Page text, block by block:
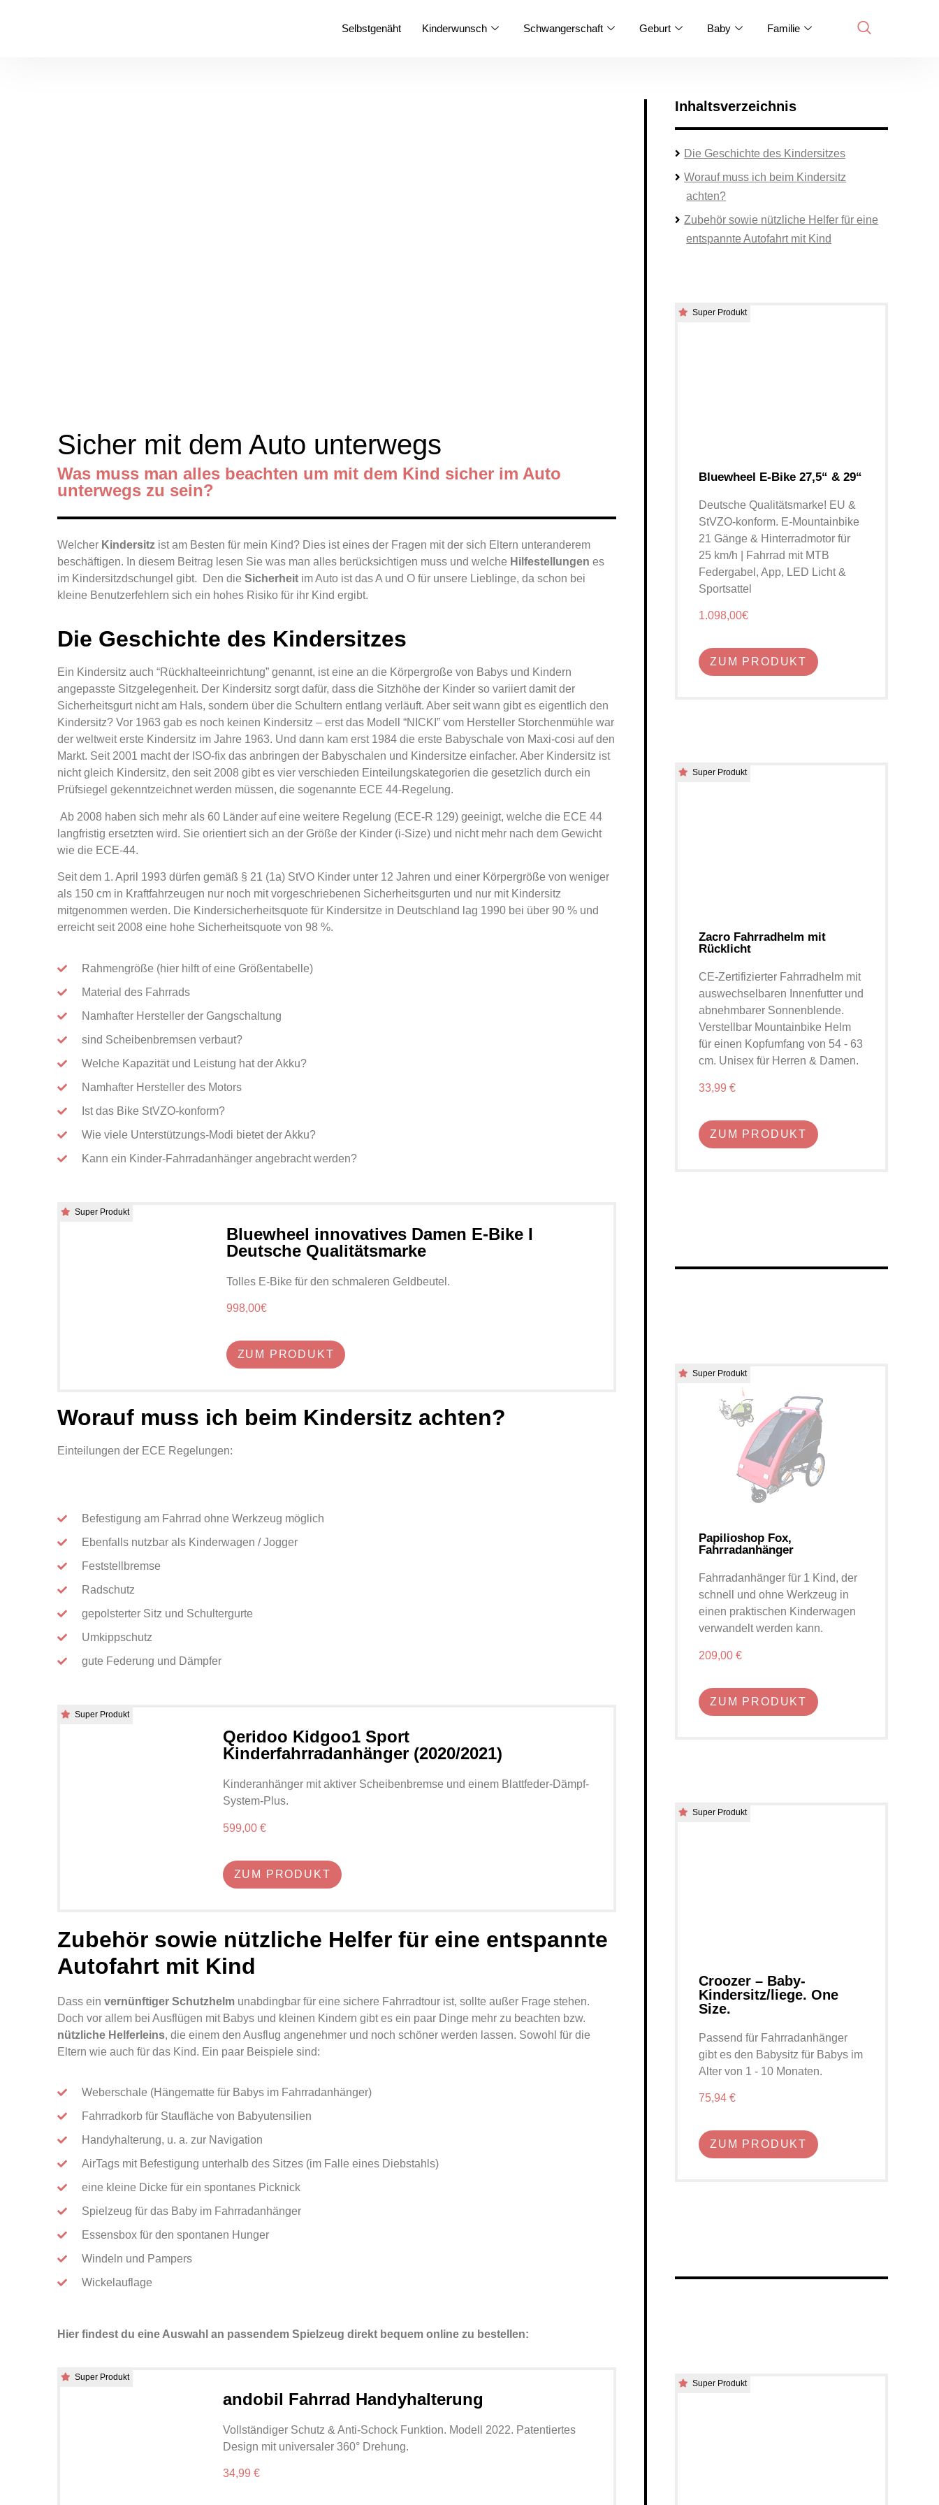
Selbstgenäht Kinderwunsch Schwangerschaft Geburt Baby Familie
Sicher mit dem Auto unterwegs
Was muss man alles beachten um mit dem Kind sicher im Auto
unterwegs zu sein?
Welcher Kindersitz ist am Besten für mein Kind? Dies ist eines der Fragen mit der sich Eltern unteranderem
beschäftigen. In diesem Beitrag lesen Sie was man alles berücksichtigen muss und welche Hilfestellungen es
im Kindersitzdschungel gibt. Den die Sicherheit im Auto ist das A und O für unsere Lieblinge, da schon bei
kleine Benutzerfehlern sich ein hohes Risiko für ihr Kind ergibt.
Die Geschichte des Kindersitzes
Ein Kindersitz auch “Rückhalteeinrichtung” genannt, ist eine an die Körpergroße von Babys und Kindern
angepasste Sitzgelegenheit. Der Kindersitz sorgt dafür, dass die Sitzhöhe der Kinder so variiert damit der
Sicherheitsgurt nicht am Hals, sondern über die Schultern entlang verläuft. Aber seit wann gibt es eigentlich den
Kindersitz? Vor 1963 gab es noch keinen Kindersitz – erst das Modell “NICKI” vom Hersteller Storchenmühle war
der weltweit erste Kindersitz im Jahre 1963. Und dann kam erst 1984 die erste Babyschale von Maxi-cosi auf den
Markt. Seit 2001 macht der ISO-fix das anbringen der Babyschalen und Kindersitze einfacher. Aber Kindersitz ist
nicht gleich Kindersitz, den seit 2008 gibt es vier verschieden Einteilungskategorien die gesetzlich durch ein
Prüfsiegel gekenntzeichnet werden müssen, die sogenannte ECE 44-Regelung.
Ab 2008 haben sich mehr als 60 Länder auf eine weitere Regelung (ECE-R 129) geeinigt, welche die ECE 44
langfristig ersetzten wird. Sie orientiert sich an der Größe der Kinder (i-Size) und nicht mehr nach dem Gewicht
wie die ECE-44.
Seit dem 1. April 1993 dürfen gemäß § 21 (1a) StVO Kinder unter 12 Jahren und einer Körpergröße von weniger
als 150 cm in Kraftfahrzeugen nur noch mit vorgeschriebenen Sicherheitsgurten und nur mit Kindersitz
mitgenommen werden. Die Kindersicherheitsquote für Kindersitze in Deutschland lag 1990 bei über 90 % und
erreicht seit 2008 eine hohe Sicherheitsquote von 98 %.
Rahmengröße (hier hilft of eine Größentabelle)
Material des Fahrrads
Namhafter Hersteller der Gangschaltung
sind Scheibenbremsen verbaut?
Welche Kapazität und Leistung hat der Akku?
Namhafter Hersteller des Motors
Ist das Bike StVZO-konform?
Wie viele Unterstützungs-Modi bietet der Akku?
Kann ein Kinder-Fahrradanhänger angebracht werden?
Bluewheel innovatives Damen E-Bike I
Deutsche Qualitätsmarke
Tolles E-Bike für den schmaleren Geldbeutel.
998,00€
ZUM PRODUKT
Super Produkt
Worauf muss ich beim Kindersitz achten?
Einteilungen der ECE Regelungen:
Befestigung am Fahrrad ohne Werkzeug möglich
Ebenfalls nutzbar als Kinderwagen / Jogger
Feststellbremse
Radschutz
gepolsterter Sitz und Schultergurte
Umkippschutz
gute Federung und Dämpfer
Qeridoo Kidgoo1 Sport
Kinderfahrradanhänger (2020/2021)
Kinderanhänger mit aktiver Scheibenbremse und einem Blattfeder-Dämpf-
System-Plus.
599,00 €
ZUM PRODUKT
Super Produkt
Zubehör sowie nützliche Helfer für eine entspannte
Autofahrt mit Kind
Dass ein vernünftiger Schutzhelm unabdingbar für eine sichere Fahrradtour ist, sollte außer Frage stehen.
Doch vor allem bei Ausflügen mit Babys und kleinen Kindern gibt es ein paar Dinge mehr zu beachten bzw.
nützliche Helferleins, die einem den Ausflug angenehmer und noch schöner werden lassen. Sowohl für die
Eltern wie auch für das Kind. Ein paar Beispiele sind:
Weberschale (Hängematte für Babys im Fahrradanhänger)
Fahrradkorb für Staufläche von Babyutensilien
Handyhalterung, u. a. zur Navigation
AirTags mit Befestigung unterhalb des Sitzes (im Falle eines Diebstahls)
eine kleine Dicke für ein spontanes Picknick
Spielzeug für das Baby im Fahrradanhänger
Essensbox für den spontanen Hunger
Windeln und Pampers
Wickelauflage
Hier findest du eine Auswahl an passendem Spielzeug direkt bequem online zu bestellen:
andobil Fahrrad Handyhalterung
Vollständiger Schutz & Anti-Schock Funktion. Modell 2022. Patentiertes
Design mit universaler 360° Drehung.
34,99 €
Super Produkt
Inhaltsverzeichnis
Die Geschichte des Kindersitzes
Worauf muss ich beim Kindersitz
achten?
Zubehör sowie nützliche Helfer für eine
entspannte Autofahrt mit Kind
Bluewheel E-Bike 27,5“ & 29“
Deutsche Qualitätsmarke! EU &
StVZO-konform. E-Mountainbike
21 Gänge & Hinterradmotor für
25 km/h | Fahrrad mit MTB
Federgabel, App, LED Licht &
Sportsattel
1.098,00€
ZUM PRODUKT
Super Produkt
Zacro Fahrradhelm mit
Rücklicht
CE-Zertifizierter Fahrradhelm mit
auswechselbaren Innenfutter und
abnehmbarer Sonnenblende.
Verstellbar Mountainbike Helm
für einen Kopfumfang von 54 - 63
cm. Unisex für Herren & Damen.
33,99 €
ZUM PRODUKT
Super Produkt
Papilioshop Fox,
Fahrradanhänger
Fahrradanhänger für 1 Kind, der
schnell und ohne Werkzeug in
einen praktischen Kinderwagen
verwandelt werden kann.
209,00 €
ZUM PRODUKT
Super Produkt
Croozer – Baby-
Kindersitz/liege. One
Size.
Passend für Fahrradanhänger
gibt es den Babysitz für Babys im
Alter von 1 - 10 Monaten.
75,94 €
ZUM PRODUKT
Super Produkt
Super Produkt